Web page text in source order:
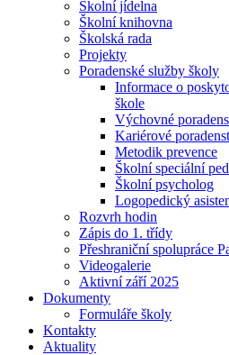
Školní jídelna
Školní knihovna
Školská rada
Projekty
Poradenské služby školy
Informace o
škole
Výchovné
Kariérové
Metodik prevence
Školní speciální
Školní psycholog
Logopedický
Rozvrh hodin
Zápis do 1. třídy
Přeshraniční spolupráce
Videogalerie
Aktivní září 2025
Dokumenty
Formuláře školy
Kontakty
Aktuality